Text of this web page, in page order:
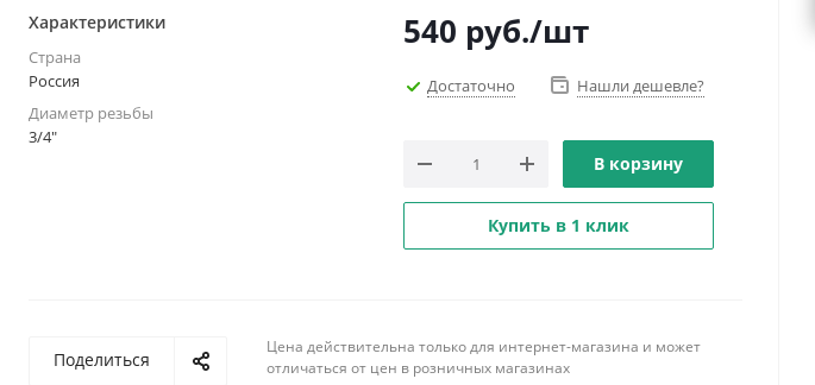
Характеристики
Страна
Россия
Диаметр резьбы
3/4"
540 руб./шт
Достаточно Нашли дешевле?
В корзину
Купить в 1 клик
Поделиться
Цена действительна только для интернет-магазина и может
отличаться от цен в розничных магазинах